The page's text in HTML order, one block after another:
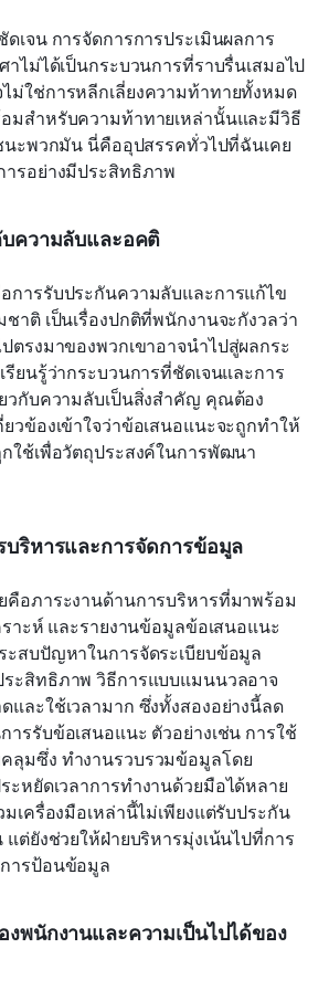
เจน การจัดการการประเมินผลการ
าไม่ได้เป็นกระบวนการที่ราบรื่นเสมอไป
ม่ใช่การหลีกเลี่ยงความท้าทายทั้งหมด
มสำหรับความท้าทายเหล่านั้นและมีวิธี
นะพวกมัน นี่คืออุปสรรคทั่วไปที่ฉันเคย
รอย่างมีประสิทธิภาพ
บความลับและอคติ
ารรับประกันความลับและการแก้ไข
าติ เป็นเรื่องปกติที่พนักงานจะกังวลว่า
ตรงมาของพวกเขาอาจนำไปสู่ผลกระ
ยนรู้ว่ากระบวนการที่ชัดเจนและการ
วกับความลับเป็นสิ่งสำคัญ คุณต้อง
วข้องเข้าใจว่าข้อเสนอแนะจะถูกทำให้
ใช้เพื่อวัตถุประสงค์ในการพัฒนา
บริหารและการจัดการข้อมูล
อภาระงานด้านการบริหารที่มาพร้อม
าะห์ และรายงานข้อมูลข้อเสนอแนะ
สบปัญหาในการจัดระเบียบข้อมูล
ะสิทธิภาพ วิธีการแบบแมนนวลอาจ
และใช้เวลามาก ซึ่งทั้งสองอย่างนี้ลด
รรับข้อเสนอแนะ ตัวอย่างเช่น การใช้
ลุมซึ่ง ทำงานรวบรวมข้อมูลโดย
ะหยัดเวลาการทำงานด้วยมือได้หลาย
เครื่องมือเหล่านี้ไม่เพียงแต่รับประกัน
ต่ยังช่วยให้ฝ่ายบริหารมุ่งเน้นไปที่การ
ารป้อนข้อมูล
งพนักงานและความเป็นไปได้ของ